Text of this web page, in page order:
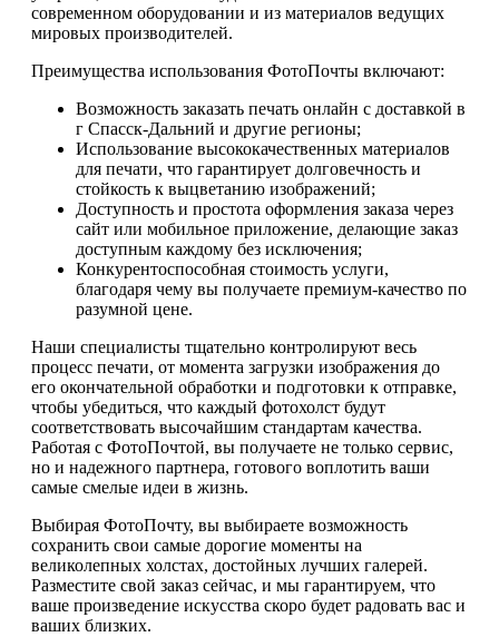
современном оборудовании и из материалов ведущих
мировых производителей.
Преимущества использования ФотоПочты включают:
Возможность заказать печать онлайн с доставкой в
г Спасск-Дальний и другие регионы;
Использование высококачественных материалов
для печати, что гарантирует долговечность и
стойкость к выцветанию изображений;
Доступность и простота оформления заказа через
сайт или мобильное приложение, делающие заказ
доступным каждому без исключения;
Конкурентоспособная стоимость услуги,
благодаря чему вы получаете премиум-качество по
разумной цене.
Наши специалисты тщательно контролируют весь
процесс печати, от момента загрузки изображения до
его окончательной обработки и подготовки к отправке,
чтобы убедиться, что каждый фотохолст будут
соответствовать высочайшим стандартам качества.
Работая с ФотоПочтой, вы получаете не только сервис,
но и надежного партнера, готового воплотить ваши
самые смелые идеи в жизнь.
Выбирая ФотоПочту, вы выбираете возможность
сохранить свои самые дорогие моменты на
великолепных холстах, достойных лучших галерей.
Разместите свой заказ сейчас, и мы гарантируем, что
ваше произведение искусства скоро будет радовать вас и
ваших близких.